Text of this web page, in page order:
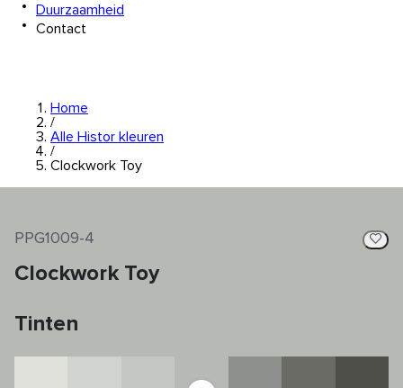
Duurzaamheid
Contact
Home
/
Alle Histor kleuren
/
Clockwork Toy
PPG1009-4
Clockwork Toy
Tinten